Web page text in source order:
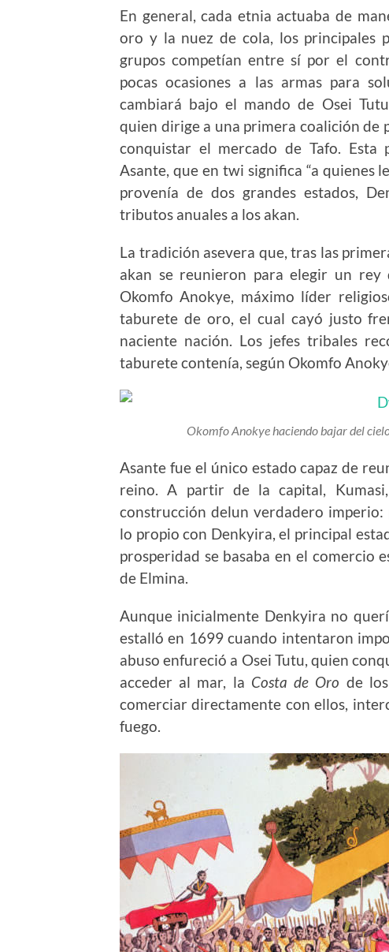
En general, cada etnia actuaba de
oro y la nuez de cola, los principales
grupos competían entre sí por el
pocas ocasiones a las armas para
cambiará bajo el mando de Osei
quien dirige a una primera coalición de
conquistar el mercado de Tafo.
Asante, que en twi significa “a quienes
provenía de dos grandes estados,
tributos anuales a los akan.
La tradición asevera que, tras las
akan se reunieron para elegir un rey
Okomfo Anokye, máximo líder
taburete de oro, el cual cayó justo
naciente nación. Los jefes tribales
taburete contenía, según Okomfo
Okomfo Anokye haciendo bajar del
Asante fue el único estado capaz de
reino. A partir de la capital,
construcción delun verdadero
lo propio con Denkyira, el principal
prosperidad se basaba en el comercio
de Elmina.
Aunque inicialmente Denkyira no
estalló en 1699 cuando intentaron
abuso enfureció a Osei Tutu, quien
acceder al mar, la Costa de Oro de
comerciar directamente con ellos,
fuego.